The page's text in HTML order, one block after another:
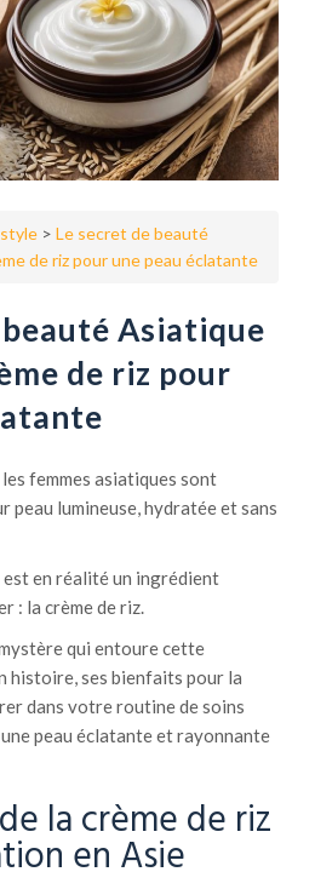
> Le secret de beauté
de riz pour une peau éclatante
Asiatique
de riz pour
femmes asiatiques sont
peau lumineuse, hydratée et sans
en réalité un ingrédient
: la crème de riz.
qui entoure cette
histoire, ses bienfaits pour la
dans votre routine de soins
peau éclatante et rayonnante
la crème de riz
en Asie